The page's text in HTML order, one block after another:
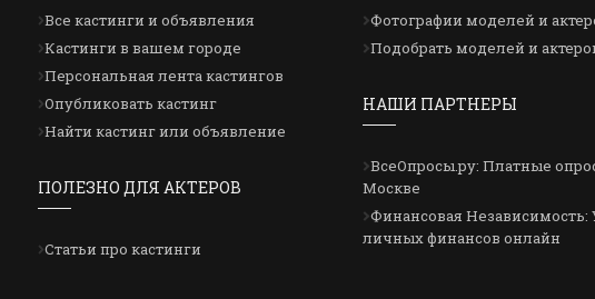
Все кастинги и объявления
Кастинги в вашем городе
Персональная лента кастингов
Опубликовать кастинг
Найти кастинг или объявление
ПОЛЕЗНО ДЛЯ АКТЕРОВ
Статьи про кастинги
Фотографии моделей и
Подобрать моделей и
НАШИ ПАРТНЕРЫ
ВсеОпросы.ру: Платные
Москве
Финансовая Независимость:
личных финансов онлайн